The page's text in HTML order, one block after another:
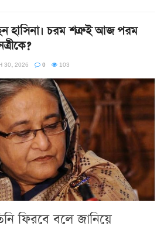
হাসিনা। চরম শত্রুই আজ পরম
30, 2026 0 103
ফিরবে বলে জানিয়ে